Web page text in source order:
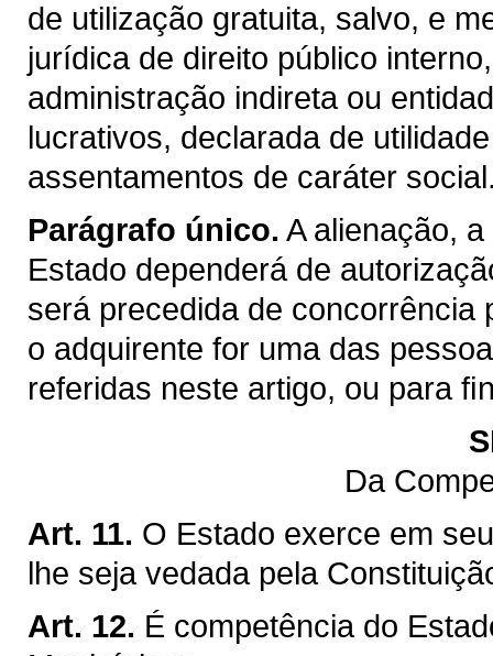
de utilização gratuita, salvo, e
jurídica de direito público
administração indireta ou
lucrativos, declarada de
assentamentos de caráter
Parágrafo único. A alienação,
Estado dependerá de
será precedida de concorrência
o adquirente for uma das
referidas neste artigo, ou para
Da
Art. 11. O Estado exerce em
lhe seja vedada pela
Art. 12. É competência do